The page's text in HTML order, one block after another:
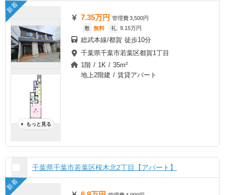
新着
▼ もっと見る
7.35万円 管理費3,500円
敷 無料 礼 9.15万円
総武本線/都賀 徒歩10分
千葉県千葉市若葉区都賀1丁目
1階 / 1K / 35m²
地上2階建 / 賃貸アパート
千葉県千葉市若葉区桜木北2丁目【アパート】
新着